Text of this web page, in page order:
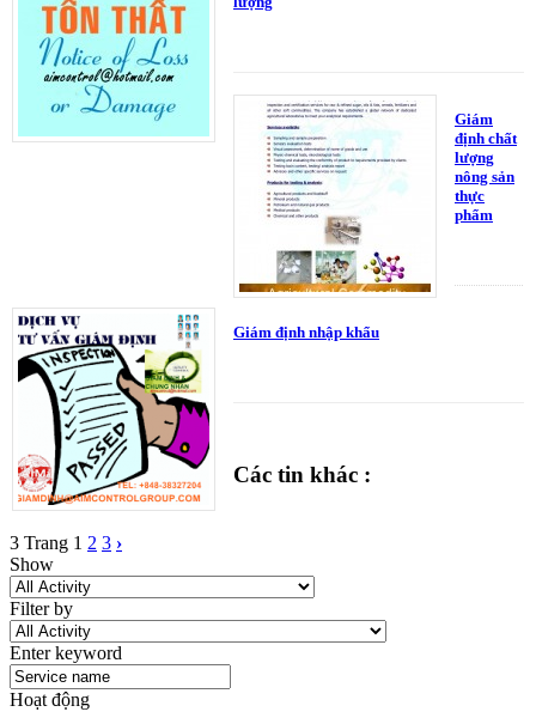
Giám
định chất
lượng
nông sản
thực
phẩm
Giám định nhập khẩu
Các tin khác :
3 Trang 1 2 3 ›
Show
Filter by
Enter keyword
Hoạt động